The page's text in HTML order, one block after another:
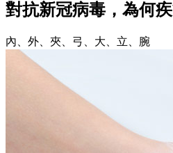
對抗新冠病毒，為何
內、外、夾、弓、大、立、腕